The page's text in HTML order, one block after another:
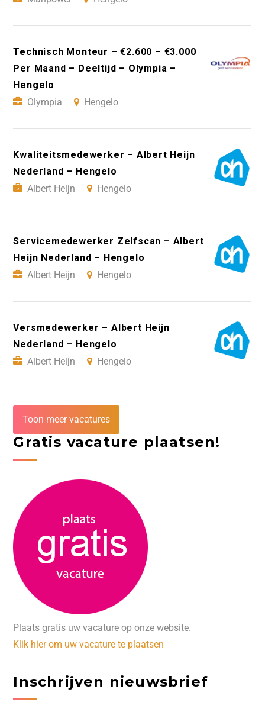
Technisch Monteur – €2.600 – €3.000
Per Maand – Deeltijd – Olympia –
Hengelo
Olympia
Hengelo
Kwaliteitsmedewerker – Albert Heijn
Nederland – Hengelo
Albert Heijn
Hengelo
Servicemedewerker Zelfscan – Albert
Heijn Nederland – Hengelo
Albert Heijn
Hengelo
Versmedewerker – Albert Heijn
Nederland – Hengelo
Albert Heijn
Hengelo
Toon meer vacatures
Gratis vacature plaatsen!
Plaats gratis uw vacature op onze website.
Klik hier om uw vacature te plaatsen
Inschrijven nieuwsbrief